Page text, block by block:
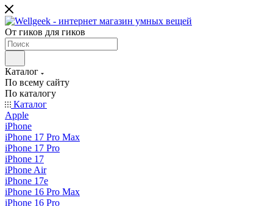
От гиков для гиков
Каталог
По всему сайту
По каталогу
Каталог
Apple
iPhone
iPhone 17 Pro Max
iPhone 17 Pro
iPhone 17
iPhone Air
iPhone 17e
iPhone 16 Pro Max
iPhone 16 Pro